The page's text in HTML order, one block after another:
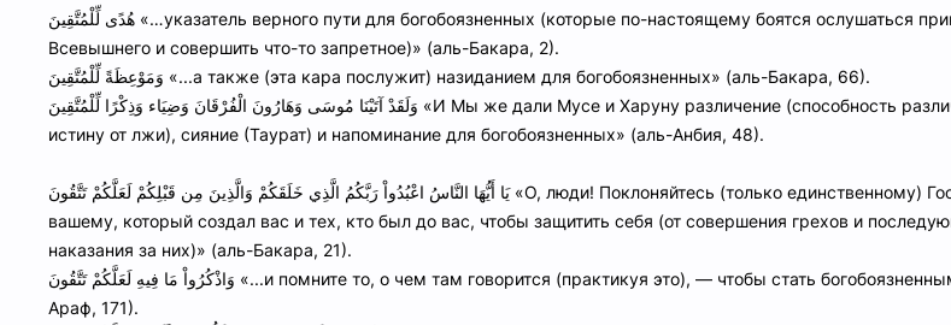
هُدًى لِّلْمُتَّقِينَ «…указатель верного пути для богобоязненных (которые по-настоящему боятся ослушаться приказов
Всевышнего и совершить что-то запретное)» (аль-Бакара, 2).
وَمَوْعِظَةً لِّلْمُتَّقِينَ «...а также (эта кара послужит) назиданием для богобоязненных» (аль-Бакара, 66).
وَلَقَدْ آتَيْنَا مُوسَى وَهَارُونَ الْفُرْقَانَ وَضِيَاء وَذِكْرًا لِّلْمُتَّقِينَ «И Мы же дали Мусе и Харуну различение (способность различать
истину от лжи), сияние (Таурат) и напоминание для богобоязненных» (аль-Анбия, 48).
يَا أَيُّهَا النَّاسُ اعْبُدُواْ رَبَّكُمُ الَّذِي خَلَقَكُمْ وَالَّذِينَ مِن قَبْلِكُمْ لَعَلَّكُمْ تَتَّقُونَ «О, люди! Поклоняйтесь (только единственному) Господу
вашему, который создал вас и тех, кто был до вас, чтобы защитить себя (от совершения грехов и
наказания за них)» (аль-Бакара, 21).
وَاذْكُرُواْ مَا فِيهِ لَعَلَّكُمْ تَتَّقُونَ «...и помните то, о чем там говорится (практикуя это), — чтобы стать богобоязненными» (аль-
Араф, 171).